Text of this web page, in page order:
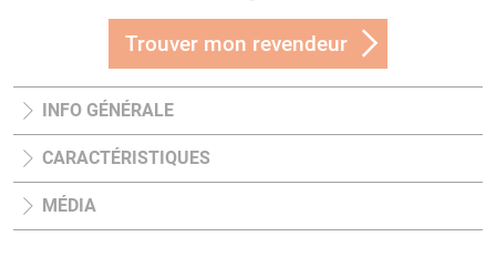
Trouver mon revendeur
INFO GÉNÉRALE
CARACTÉRISTIQUES
MÉDIA